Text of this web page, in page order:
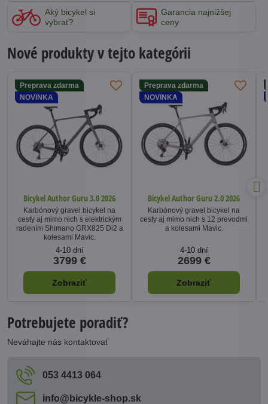
Aký bicykel si
vybrať?
Garancia najnižšej
ceny
Nové produkty v tejto kategórii
Preprava zdarma
NOVINKA
Bicykel Author Guru 3.0 2026
Karbónový gravel bicykel na
cesty aj mimo nich s elektrickým
radením Shimano GRX825 Di2 a
kolesami Mavic.
4-10 dní
3799 €
Zobraziť
Preprava zdarma
NOVINKA
Bicykel Author Guru 2.0 2026
Karbónový gravel bicykel na
cesty aj mimo nich s 12 prevodmi
a kolesami Mavic.
4-10 dní
2699 €
Zobraziť
Potrebujete poradiť?
Neváhajte nás kontaktovať
053 4413 064
info​@bicykle-shop​.sk